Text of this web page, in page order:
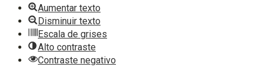
Aumentar texto
Disminuir texto
Escala de grises
Alto contraste
Contraste negativo